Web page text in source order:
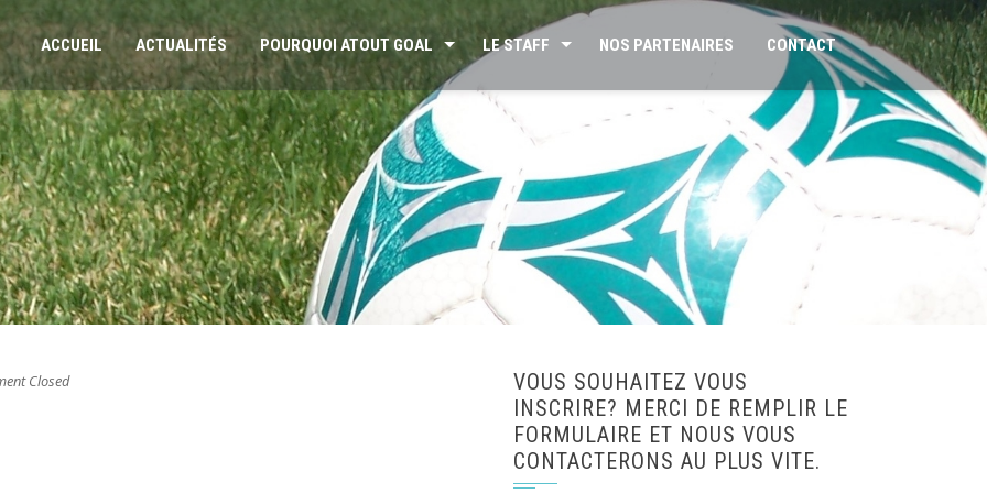
ACCUEIL ACTUALITÉS POURQUOI ATOUT GOAL LE STAFF NOS PARTENAIRES CONTACT
Closed
VOUS SOUHAITEZ VOUS
INSCRIRE? MERCI DE REMPLIR LE
FORMULAIRE ET NOUS VOUS
CONTACTERONS AU PLUS VITE.